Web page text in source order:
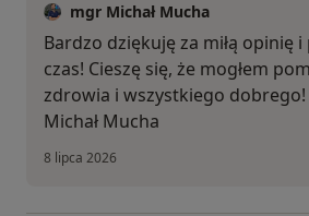
mgr Michał Mucha
Bardzo dziękuję za miłą opinię
czas! Cieszę się, że mogłem
zdrowia i wszystkiego
Michał Mucha
8 lipca 2026